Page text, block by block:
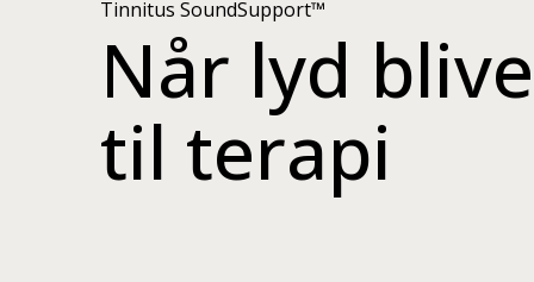
Tinnitus SoundSupport™
Når lyd
til terapi